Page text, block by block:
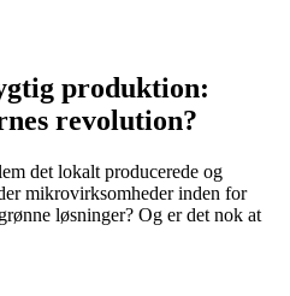
produktion:
revolution?
det lokalt producerede og
mikrovirksomheder inden for
løsninger? Og er det nok at